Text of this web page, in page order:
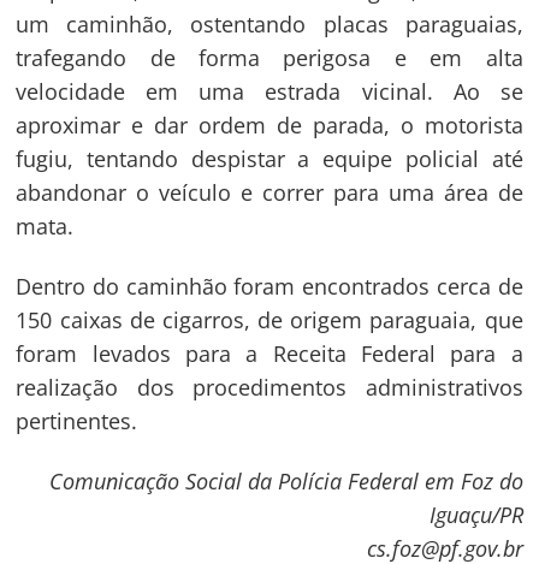
um caminhão, ostentando placas paraguaias,
trafegando de forma perigosa e em alta
velocidade em uma estrada vicinal. Ao se
aproximar e dar ordem de parada, o motorista
fugiu, tentando despistar a equipe policial até
abandonar o veículo e correr para uma área de
mata.
Dentro do caminhão foram encontrados cerca de
150 caixas de cigarros, de origem paraguaia, que
foram levados para a Receita Federal para a
realização dos procedimentos administrativos
pertinentes.
Comunicação Social da Polícia Federal em Foz do
Iguaçu/PR
cs.foz@pf.gov.br